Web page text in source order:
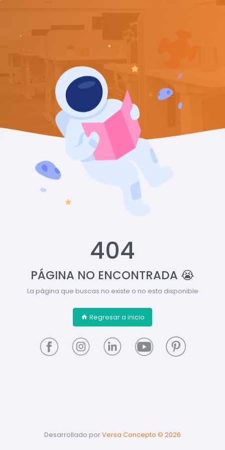
404
PÁGINA NO ENCONTRADA 😭
La página que buscas no existe o no esta disponible
Regresar a inicio
Desarrollado porVersa Concepto © 2026